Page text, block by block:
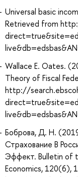
Universal basic
Retrieved from
Wallace E. Oates.
Theory of Fiscal
http://
Боброва, Д. Н.
Страхование В
Эффект. Bulletin of
Economics, 120(6),